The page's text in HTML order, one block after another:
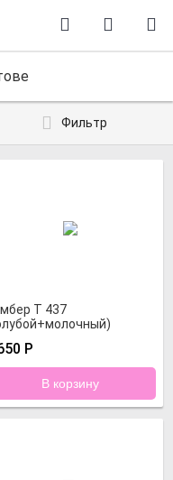
Фильтр
Т 437
Р